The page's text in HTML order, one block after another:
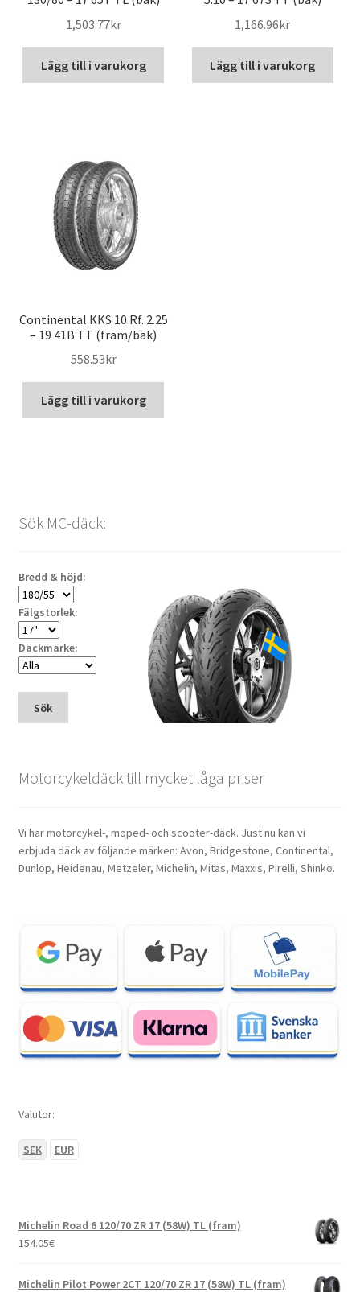
1,503.77kr
Lägg till i varukorg
1,166.96kr
Lägg till i varukorg
Continental KKS 10 Rf. 2.25
– 19 41B TT (fram/bak)
558.53kr
Lägg till i varukorg
Sök MC-däck:
Bredd & höjd:
Fälgstorlek:
Däckmärke:
Sök
Motorcykeldäck till mycket låga priser
Vi har motorcykel-, moped- och scooter-däck. Just nu kan vi
erbjuda däck av följande märken: Avon, Bridgestone, Continental,
Dunlop, Heidenau, Metzeler, Michelin, Mitas, Maxxis, Pirelli, Shinko.
Valutor:
SEK EUR
Michelin Road 6 120/70 ZR 17 (58W) TL (fram)
154.05€
Michelin Pilot Power 2CT 120/70 ZR 17 (58W) TL (fram)